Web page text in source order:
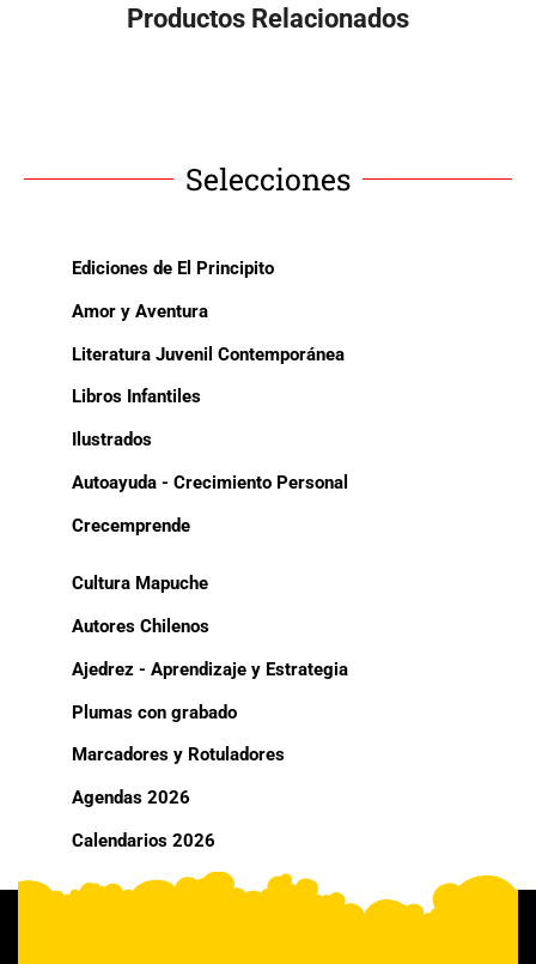
Productos Relacionados
Selecciones
Ediciones de El Principito
Amor y Aventura
Literatura Juvenil Contemporánea
Libros Infantiles
Ilustrados
Autoayuda - Crecimiento Personal
Crecemprende
Cultura Mapuche
Autores Chilenos
Ajedrez - Aprendizaje y Estrategia
Plumas con grabado
Marcadores y Rotuladores
Agendas 2026
Calendarios 2026